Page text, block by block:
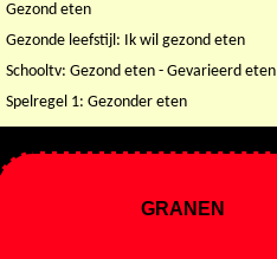
Gezond eten
Gezonde leefstijl: Ik wil gezond eten
Schooltv: Gezond eten - Gevarieerd eten
Spelregel 1: Gezonder eten
GRANEN